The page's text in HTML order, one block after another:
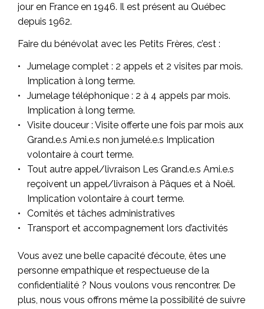
jour en France en 1946. Il est présent au Québec
depuis 1962.
Faire du bénévolat avec les Petits Frères, c’est :
Jumelage complet : 2 appels et 2 visites par mois.
Implication à long terme.
Jumelage téléphonique : 2 à 4 appels par mois.
Implication à long terme.
Visite douceur : Visite offerte une fois par mois aux
Grand.e.s Ami.e.s non jumelé.e.s Implication
volontaire à court terme.
Tout autre appel/livraison Les Grand.e.s Ami.e.s
reçoivent un appel/livraison à Pâques et à Noël.
Implication volontaire à court terme.
Comités et tâches administratives
Transport et accompagnement lors d’activités
Vous avez une belle capacité d’écoute, êtes une
personne empathique et respectueuse de la
confidentialité ? Nous voulons vous rencontrer. De
plus, nous vous offrons même la possibilité de suivre